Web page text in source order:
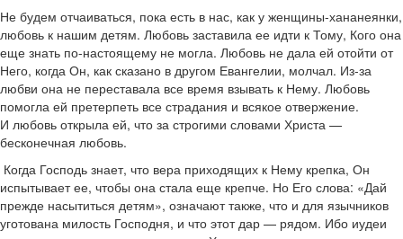
Не будем отчаиваться, пока есть в нас, как у женщины-хананеянки,
любовь к нашим детям. Любовь заставила ее идти к Тому, Кого она
еще знать по-настоящему не могла. Любовь не дала ей отойти от
Него, когда Он, как сказано в другом Евангелии, молчал. Из-за
любви она не переставала все время взывать к Нему. Любовь
помогла ей претерпеть все страдания и всякое отвержение.
И любовь открыла ей, что за строгими словами Христа —
бесконечная любовь.
Когда Господь знает, что вера приходящих к Нему крепка, Он
испытывает ее, чтобы она стала еще крепче. Но Его слова: «Дай
прежде насытиться детям», означают также, что и для язычников
уготована милость Господня, и что этот дар — рядом. Ибо иудеи